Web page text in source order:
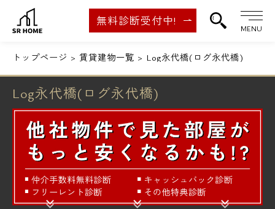
無料診断受付中!
MENU
トップページ 賃貸建物一覧 Log永代橋(ログ永代橋)
Log永代橋(ログ永代橋)